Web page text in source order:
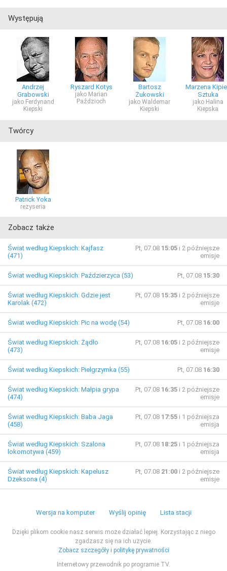
Występują
Andrzej
Grabowski
jako Ferdynand
Kiepski
Ryszard Kotys
jako Marian
Paździoch
Bartosz
Żukowski
jako Waldemar
Kiepski
Marzena
Sztuka
jako Halina
Kiepska
Twórcy
Patrick Yoka
reżyseria
Zobacz także
Świat według Kiepskich: Kajfasz
(471)
Pt, 07.08 15:05 i 2 późniejsze
emisje
Świat według Kiepskich: Paździerzyca (53) Pt, 07.08 15:30
Świat według Kiepskich: Gdzie jest
Karolak (472)
Pt, 07.08 15:35 i 2 późniejsze
emisje
Świat według Kiepskich: Pic na wodę (54) Pt, 07.08 16:00
Świat według Kiepskich: Żądło
(473)
Pt, 07.08 16:05 i 2 późniejsze
emisje
Świat według Kiepskich: Pielgrzymka (55) Pt, 07.08 16:30
Świat według Kiepskich: Małpia grypa
(474)
Pt, 07.08 16:35 i 2 późniejsze
emisje
Świat według Kiepskich: Baba Jaga
(458)
Pt, 07.08 17:55 i 1 późniejsza
emisja
Świat według Kiepskich: Szalona
lokomotywa (459)
Pt, 07.08 18:25 i 1 późniejsza
emisja
Świat według Kiepskich: Kapelusz
Dżeksona (4)
Pt, 07.08 21:00 i 2 późniejsze
emisje
Wersja na komputer Wyślij opinię Lista stacji
Dzięki plikom cookie nasz serwis może działać lepiej. Korzystając z niego
zgadzasz się na ich użycie.
Zobacz szczegóły i politykę prywatności
Internetowy przewodnik po programie TV.